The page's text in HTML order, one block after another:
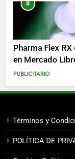
8
Pharma Flex
en Mercado
PUBLICITARIO
Términos y
POLÍTICA DE